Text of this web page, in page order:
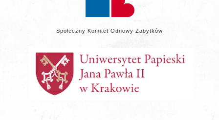
Społeczny Komitet Odnowy Zabytków